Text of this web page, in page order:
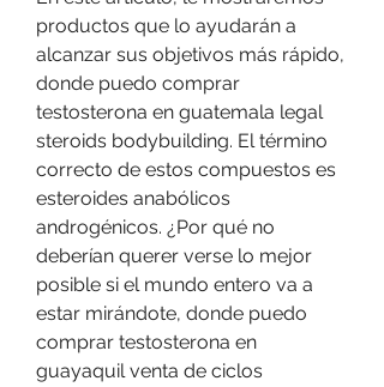
productos que lo ayudarán a
alcanzar sus objetivos más rápido,
donde puedo comprar
testosterona en guatemala legal
steroids bodybuilding. El término
correcto de estos compuestos es
esteroides anabólicos
androgénicos. ¿Por qué no
deberían querer verse lo mejor
posible si el mundo entero va a
estar mirándote, donde puedo
comprar testosterona en
guayaquil venta de ciclos